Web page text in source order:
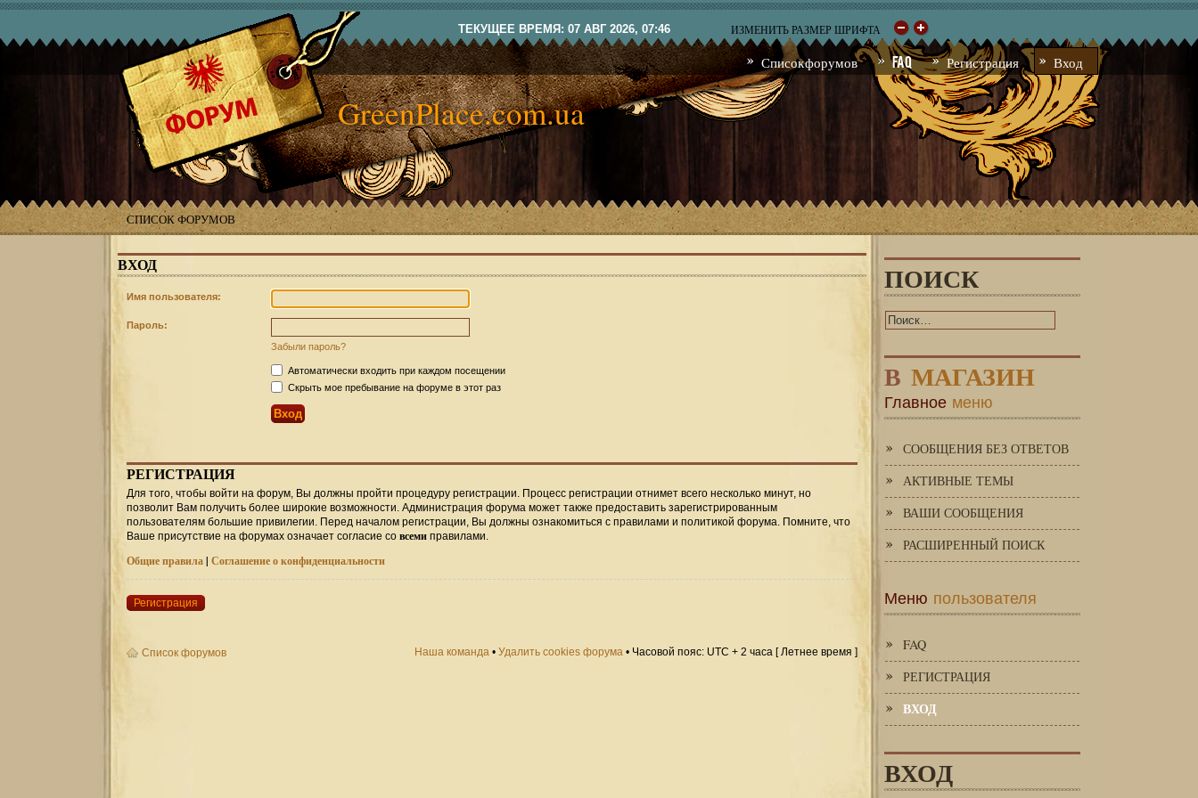
ТЕКУЩЕЕ ВРЕМЯ: 07 АВГ 2026, 07:46 ИЗМЕНИТЬ РАЗМЕР ШРИФТА
Список форумов FAQ Регистрация Вход
GreenPlace.com.ua
СПИСОК ФОРУМОВ
ВХОД
Имя пользователя:
Пароль:
Забыли пароль?
Автоматически входить при каждом посещении
Скрыть мое пребывание на форуме в этот раз
РЕГИСТРАЦИЯ
Для того, чтобы войти на форум, Вы должны пройти процедуру регистрации. Процесс регистрации отнимет всего несколько минут, но
позволит Вам получить более широкие возможности. Администрация форума может также предоставить зарегистрированным
пользователям большие привилегии. Перед началом регистрации, Вы должны ознакомиться с правилами и политикой форума. Помните, что
Ваше присутствие на форумах означает согласие со всеми правилами.
Общие правила| Соглашение о конфиденциальности
Регистрация
Список форумов Наша команда • Удалить cookies форума • Часовой пояс: UTC + 2 часа [ Летнее время ]
ПОИСК
В МАГАЗИН
Главное меню
СООБЩЕНИЯ БЕЗ ОТВЕТОВ
АКТИВНЫЕ ТЕМЫ
ВАШИ СООБЩЕНИЯ
РАСШИРЕННЫЙ ПОИСК
Меню пользователя
FAQ
РЕГИСТРАЦИЯ
ВХОД
ВХОД